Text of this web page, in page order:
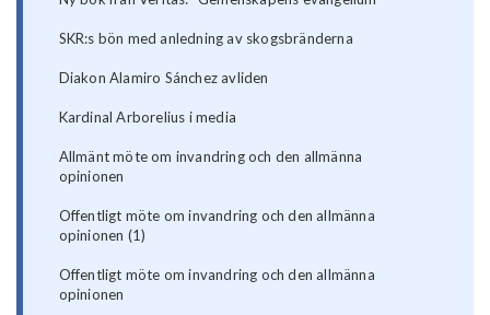
SKR:s bön med anledning av skogsbränderna
Diakon Alamiro Sánchez avliden
Kardinal Arborelius i media
Allmänt möte om invandring och den allmänna
opinionen
Offentligt möte om invandring och den allmänna
opinionen (1)
Offentligt möte om invandring och den allmänna
opinionen